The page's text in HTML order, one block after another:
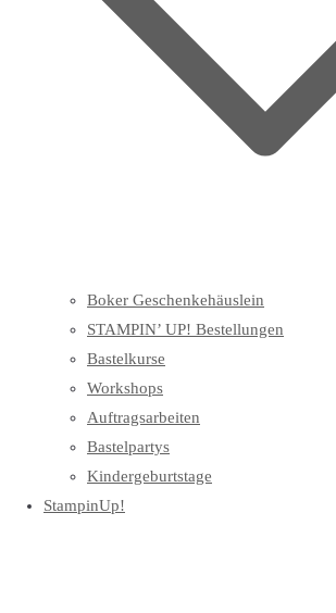
Boker Geschenkehäuslein
STAMPIN’ UP! Bestellungen
Bastelkurse
Workshops
Auftragsarbeiten
Bastelpartys
Kindergeburtstage
StampinUp!